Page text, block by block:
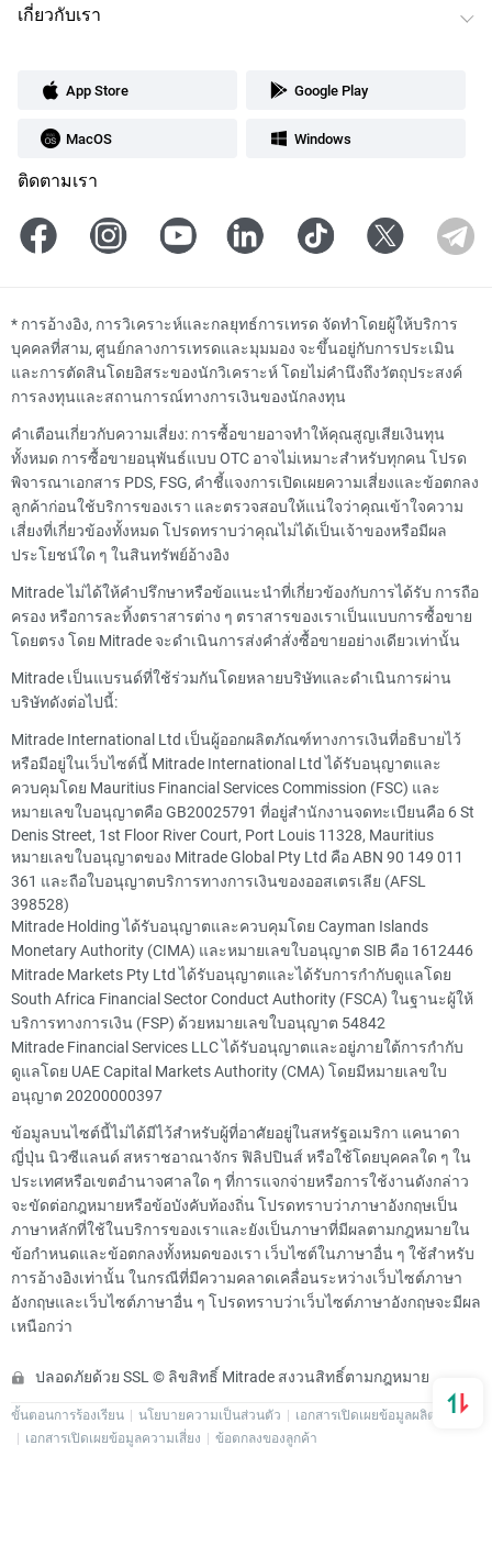
เกี่ยวกับเรา
App Store Google Play
MacOS Windows
ติดตามเรา
* การอ้างอิง, การวิเคราะห์และกลยุทธ์การเทรด จัดทำโดยผู้ให้บริการ
บุคคลที่สาม, ศูนย์กลางการเทรดและมุมมอง จะขึ้นอยู่กับการประเมิน
และการตัดสินโดยอิสระของนักวิเคราะห์ โดยไม่คำนึงถึงวัตถุประสงค์
การลงทุนและสถานการณ์ทางการเงินของนักลงทุน
คำเตือนเกี่ยวกับความเสี่ยง: การซื้อขายอาจทำให้คุณสูญเสียเงินทุน
ทั้งหมด การซื้อขายอนุพันธ์แบบ OTC อาจไม่เหมาะสำหรับทุกคน โปรด
พิจารณาเอกสาร PDS, FSG, คำชี้แจงการเปิดเผยความเสี่ยงและข้อตกลง
ลูกค้าก่อนใช้บริการของเรา และตรวจสอบให้แน่ใจว่าคุณเข้าใจความ
เสี่ยงที่เกี่ยวข้องทั้งหมด โปรดทราบว่าคุณไม่ได้เป็นเจ้าของหรือมีผล
ประโยชน์ใด ๆ ในสินทรัพย์อ้างอิง
Mitrade ไม่ได้ให้คำปรึกษาหรือข้อแนะนำที่เกี่ยวข้องกับการได้รับ การถือ
ครอง หรือการละทิ้งตราสารต่าง ๆ ตราสารของเราเป็นแบบการซื้อขาย
โดยตรง โดย Mitrade จะดำเนินการส่งคำสั่งซื้อขายอย่างเดียวเท่านั้น
Mitrade เป็นแบรนด์ที่ใช้ร่วมกันโดยหลายบริษัทและดำเนินการผ่าน
บริษัทดังต่อไปนี้:
Mitrade International Ltd เป็นผู้ออกผลิตภัณฑ์ทางการเงินที่อธิบายไว้
หรือมีอยู่ในเว็บไซต์นี้ Mitrade International Ltd ได้รับอนุญาตและ
ควบคุมโดย Mauritius Financial Services Commission (FSC) และ
หมายเลขใบอนุญาตคือ GB20025791 ที่อยู่สำนักงานจดทะเบียนคือ 6 St
Denis Street, 1st Floor River Court, Port Louis 11328, Mauritius
หมายเลขใบอนุญาตของ Mitrade Global Pty Ltd คือ ABN 90 149 011
361 และถือใบอนุญาตบริการทางการเงินของออสเตรเลีย (AFSL
398528)
Mitrade Holding ได้รับอนุญาตและควบคุมโดย Cayman Islands
Monetary Authority (CIMA) และหมายเลขใบอนุญาต SIB คือ 1612446
Mitrade Markets Pty Ltd ได้รับอนุญาตและได้รับการกำกับดูแลโดย
South Africa Financial Sector Conduct Authority (FSCA) ในฐานะผู้ให้
บริการทางการเงิน (FSP) ด้วยหมายเลขใบอนุญาต 54842
Mitrade Financial Services LLC ได้รับอนุญาตและอยู่ภายใต้การกำกับ
ดูแลโดย UAE Capital Markets Authority (CMA) โดยมีหมายเลขใบ
อนุญาต 20200000397
ข้อมูลบนไซต์นี้ไม่ได้มีไว้สำหรับผู้ที่อาศัยอยู่ในสหรัฐอเมริกา แคนาดา
ญี่ปุ่น นิวซีแลนด์ สหราชอาณาจักร ฟิลิปปินส์ หรือใช้โดยบุคคลใด ๆ ใน
ประเทศหรือเขตอำนาจศาลใด ๆ ที่การแจกจ่ายหรือการใช้งานดังกล่าว
จะขัดต่อกฎหมายหรือข้อบังคับท้องถิ่น โปรดทราบว่าภาษาอังกฤษเป็น
ภาษาหลักที่ใช้ในบริการของเราและยังเป็นภาษาที่มีผลตามกฎหมายใน
ข้อกำหนดและข้อตกลงทั้งหมดของเรา เว็บไซต์ในภาษาอื่น ๆ ใช้สำหรับ
การอ้างอิงเท่านั้น ในกรณีที่มีความคลาดเคลื่อนระหว่างเว็บไซต์ภาษา
อังกฤษและเว็บไซต์ภาษาอื่น ๆ โปรดทราบว่าเว็บไซต์ภาษาอังกฤษจะมีผล
เหนือกว่า
ปลอดภัยด้วย SSL © ลิขสิทธิ์ Mitrade สงวนสิทธิ์ตามกฎหมาย
ขั้นตอนการร้องเรียน นโยบายความเป็นส่วนตัว
เอกสารเปิดเผยข้อมูลผลิตภัณฑ์
เอกสารเปิดเผยข้อมูลความเสี่ยง
ข้อตกลงของลูกค้า